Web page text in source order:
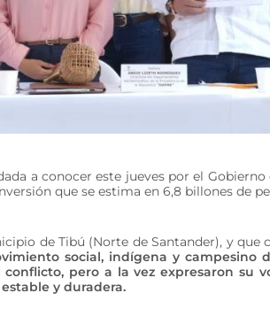
a conocer este jueves por el
que se estima en 6,8 billones de
de Tibú (Norte de Santander), y
social, indígena y campesino
pero a la vez expresaron su
y duradera.